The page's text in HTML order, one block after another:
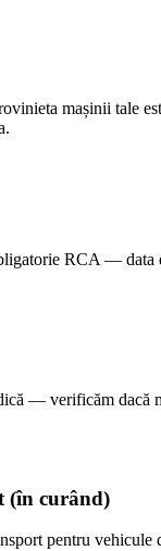
mașinii tale
RCA — data
— verificăm dacă
(în curând)
pentru vehicule